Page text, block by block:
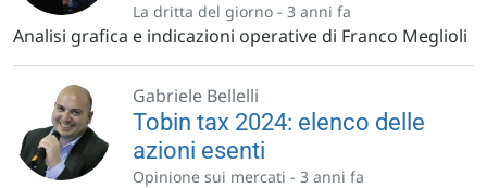
La dritta del giorno - 3 anni fa
Analisi grafica e indicazioni operative di Franco Meglioli
Gabriele Bellelli
Tobin tax 2024: elenco delle
azioni esenti
Opinione sui mercati - 3 anni fa